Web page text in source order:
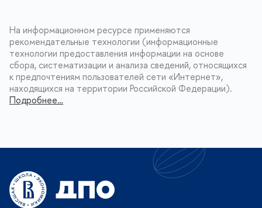
На информационном ресурсе применяются
рекомендательные технологии (информационные
технологии предоставления информации на основе
сбора, систематизации и анализа сведений, относящихся
к предпочтениям пользователей сети «Интернет»,
находящихся на территории Российской Федерации).
Подробнее…